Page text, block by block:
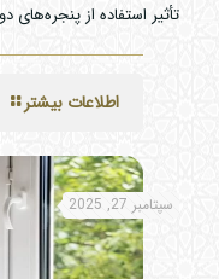
تأثیر استفاده از
اطلاعات بیشتر
سپتامبر 27, 2025